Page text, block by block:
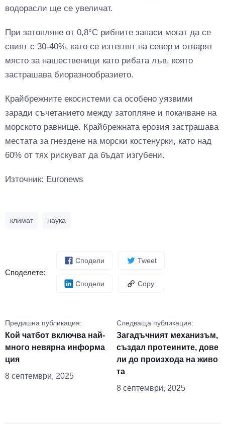
водорасли ще се увеличат.
При затопляне от 0,8°C рибните запаси могат да се
свият с 30-40%, като се изтеглят на север и отварят
място за нашественици като рибата лъв, която
застрашава биоразнообразието.
Крайбрежните екосистеми са особено уязвими
заради съчетанието между затопляне и покачване на
морското равнище. Крайбрежната ерозия застрашава
местата за гнездене на морски костенурки, като над
60% от тях рискуват да бъдат изгубени.
Източник: Euronews
климат наука
Споделете:
Сподели Tweet
Сподели Copy
Предишна публикация:
Кой чатбот включва най-
много невярна информа
ция
8 септември, 2025
Следваща публикация:
Загадъчният механизъм,
създал протеините, дове
ли до произхода на живо
та
8 септември, 2025